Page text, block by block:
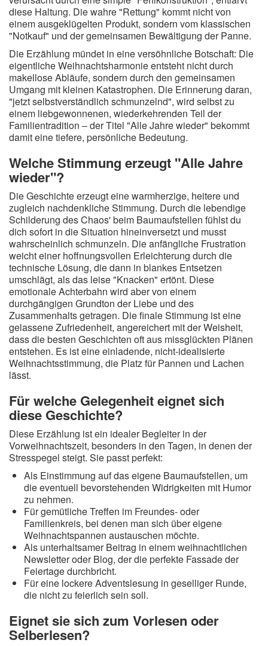
diese Haltung. Die wahre "Rettung" kommt nicht von
einem ausgeklügelten Produkt, sondern vom klassischen
"Notkauf" und der gemeinsamen Bewältigung der Panne.
Die Erzählung mündet in eine versöhnliche Botschaft: Die
eigentliche Weihnachtsharmonie entsteht nicht durch
makellose Abläufe, sondern durch den gemeinsamen
Umgang mit kleinen Katastrophen. Die Erinnerung daran,
"jetzt selbstverständlich schmunzelnd", wird selbst zu
einem liebgewonnenen, wiederkehrenden Teil der
Familientradition – der Titel "Alle Jahre wieder" bekommt
damit eine tiefere, persönliche Bedeutung.
Welche Stimmung erzeugt "Alle Jahre
wieder"?
Die Geschichte erzeugt eine warmherzige, heitere und
zugleich nachdenkliche Stimmung. Durch die lebendige
Schilderung des Chaos' beim Baumaufstellen fühlst du
dich sofort in die Situation hineinversetzt und musst
wahrscheinlich schmunzeln. Die anfängliche Frustration
weicht einer hoffnungsvollen Erleichterung durch die
technische Lösung, die dann in blankes Entsetzen
umschlägt, als das leise "Knacken" ertönt. Diese
emotionale Achterbahn wird aber von einem
durchgängigen Grundton der Liebe und des
Zusammenhalts getragen. Die finale Stimmung ist eine
gelassene Zufriedenheit, angereichert mit der Weisheit,
dass die besten Geschichten oft aus missglückten Plänen
entstehen. Es ist eine einladende, nicht-idealisierte
Weihnachtsstimmung, die Platz für Pannen und Lachen
lässt.
Für welche Gelegenheit eignet sich
diese Geschichte?
Diese Erzählung ist ein idealer Begleiter in der
Vorweihnachtszeit, besonders in den Tagen, in denen der
Stresspegel steigt. Sie passt perfekt:
Als Einstimmung auf das eigene Baumaufstellen, um
die eventuell bevorstehenden Widrigkeiten mit Humor
zu nehmen.
Für gemütliche Treffen im Freundes- oder
Familienkreis, bei denen man sich über eigene
Weihnachtspannen austauschen möchte.
Als unterhaltsamer Beitrag in einem weihnachtlichen
Newsletter oder Blog, der die perfekte Fassade der
Feiertage durchbricht.
Für eine lockere Adventslesung in geselliger Runde,
die nicht zu feierlich sein soll.
Eignet sie sich zum Vorlesen oder
Selberlesen?